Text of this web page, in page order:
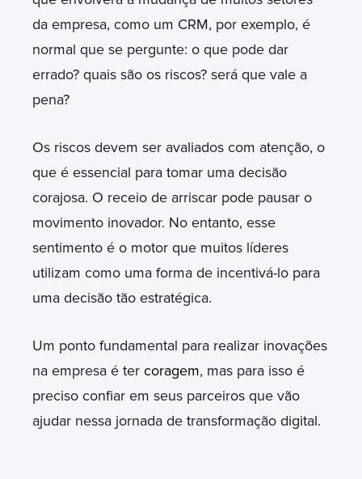
da empresa, como um CRM, por exemplo, é
normal que se pergunte: o que pode dar
errado? quais são os riscos? será que vale a
pena?
Os riscos devem ser avaliados com atenção, o
que é essencial para tomar uma decisão
corajosa. O receio de arriscar pode pausar o
movimento inovador. No entanto, esse
sentimento é o motor que muitos líderes
utilizam como uma forma de incentivá-lo para
uma decisão tão estratégica.
Um ponto fundamental para realizar inovações
na empresa é ter coragem, mas para isso é
preciso confiar em seus parceiros que vão
ajudar nessa jornada de transformação digital.